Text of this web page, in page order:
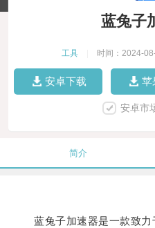
蓝兔子
工具 时间：2024-
安卓下载 苹
安卓市
简介
蓝兔子加速器是一款致力